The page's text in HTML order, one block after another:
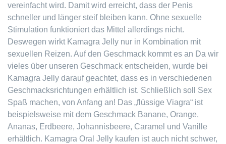
vereinfacht wird. Damit wird erreicht, dass der Penis
schneller und länger steif bleiben kann. Ohne sexuelle
Stimulation funktioniert das Mittel allerdings nicht.
Deswegen wirkt Kamagra Jelly nur in Kombination mit
sexuellen Reizen. Auf den Geschmack kommt es an Da wir
vieles über unseren Geschmack entscheiden, wurde bei
Kamagra Jelly darauf geachtet, dass es in verschiedenen
Geschmacksrichtungen erhältlich ist. Schließlich soll Sex
Spaß machen, von Anfang an! Das „flüssige Viagra“ ist
beispielsweise mit dem Geschmack Banane, Orange,
Ananas, Erdbeere, Johannisbeere, Caramel und Vanille
erhältlich. Kamagra Oral Jelly kaufen ist auch nicht schwer,